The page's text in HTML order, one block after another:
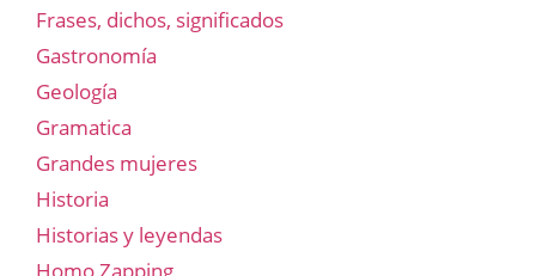
Frases, dichos, significados
Gastronomía
Geología
Gramatica
Grandes mujeres
Historia
Historias y leyendas